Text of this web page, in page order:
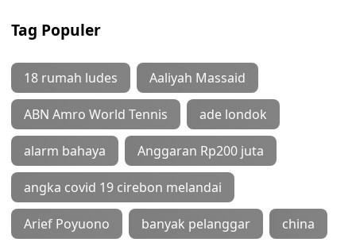
Tag Populer
18 rumah ludes Aaliyah Massaid
ABN Amro World Tennis ade londok
alarm bahaya Anggaran Rp200 juta
angka covid 19 cirebon melandai
Arief Poyuono banyak pelanggar china